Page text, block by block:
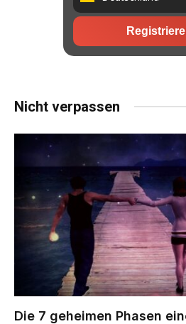
Nicht verpassen
Die 7 geheimen Phasen